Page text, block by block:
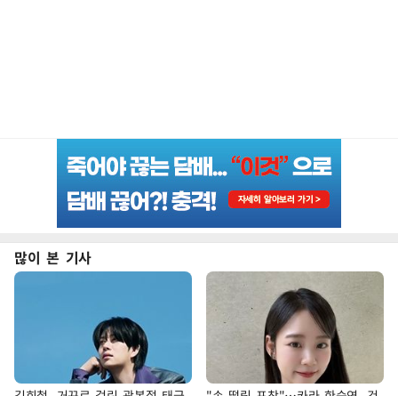
많이 본 기사